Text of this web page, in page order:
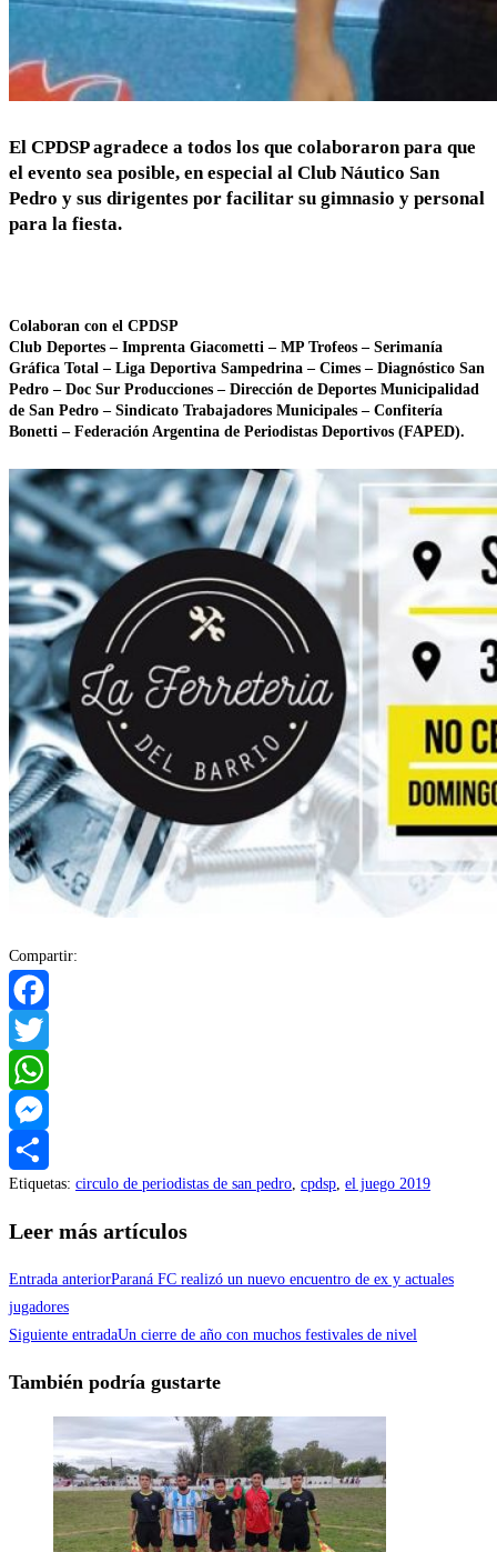
El CPDSP agradece a todos los que colaboraron para que
el evento sea posible, en especial al Club Náutico San
Pedro y sus dirigentes por facilitar su gimnasio y personal
para la fiesta.
Colaboran con el CPDSP
Club Deportes – Imprenta Giacometti – MP Trofeos – Serimanía
Gráfica Total – Liga Deportiva Sampedrina – Cimes – Diagnóstico San
Pedro – Doc Sur Producciones – Dirección de Deportes Municipalidad
de San Pedro – Sindicato Trabajadores Municipales – Confitería
Bonetti – Federación Argentina de Periodistas Deportivos (FAPED).
Compartir:
Facebook
Twitter
WhatsApp
Messenger
Compartir
Etiquetas: circulo de periodistas de san pedro cpdsp el juego 2019
Leer más artículos
Entrada anteriorParaná FC realizó un nuevo encuentro de ex y actuales
jugadores
Siguiente entradaUn cierre de año con muchos festivales de nivel
También podría gustarte